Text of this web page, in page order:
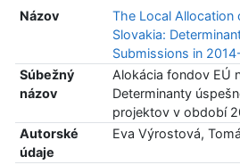
Názov
The Local Allocation
Slovakia:
Submissions in
Súbežný
názov
Alokácia fondov EÚ
Determinanty
projektov v období
Autorské
údaje
Eva Výrostová,